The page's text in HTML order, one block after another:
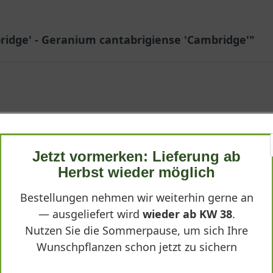
- Geranium cantabrigiense 'Cambridge'"
als idealer Bodendecker bewährt. Zarte rosa Blüten,
und zuverlässig.
Jetzt vormerken: Lieferung ab
Herbst wieder möglich
Bestellungen nehmen wir weiterhin gerne an
— ausgeliefert wird wieder ab KW 38.
Nutzen Sie die Sommerpause, um sich Ihre
Wunschpflanzen schon jetzt zu sichern